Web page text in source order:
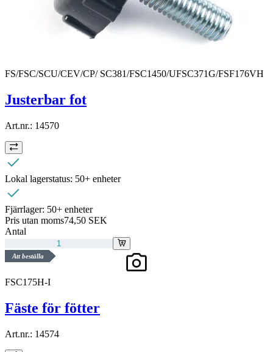
FS/FSC/SCU/CEV/CP/ SC381/FSC1450/UFSC371G/FSF176VH
Justerbar fot
Art.nr.: 14570
Lokal lagerstatus: 50+ enheter
Fjärrlager: 50+ enheter
Pris utan moms74,50 SEK
Antal
Att beställa
FSC175H-I
Fäste för fötter
Art.nr.: 14574